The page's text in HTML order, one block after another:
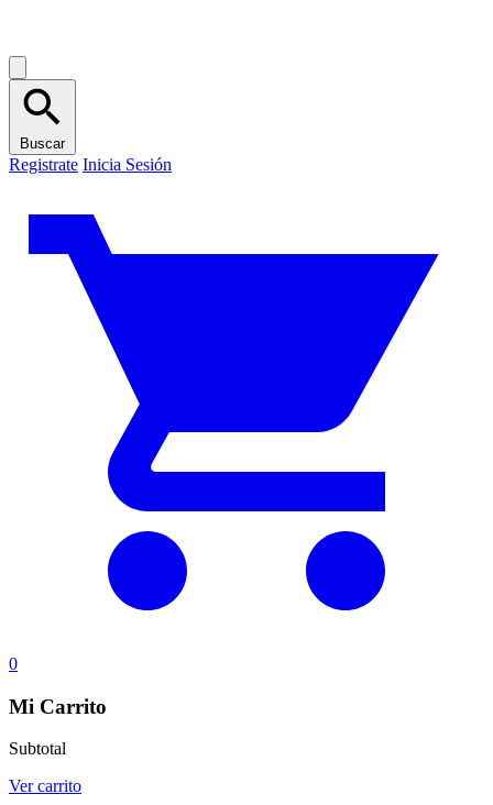
Buscar
Registrate Inicia Sesión
0
Mi Carrito
Subtotal
Ver carrito